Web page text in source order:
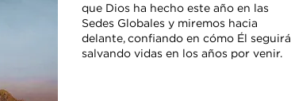
que Dios ha hecho este año en las
Sedes Globales y miremos hacia
delante, confiando en cómo Él seguirá
salvando vidas en los años por venir.